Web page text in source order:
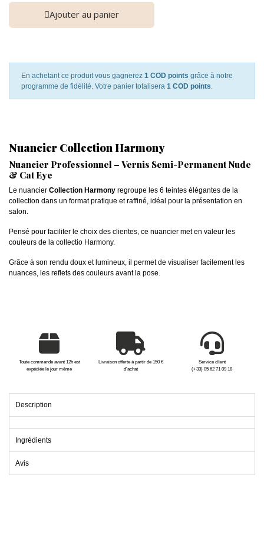
Ajouter au panier
En achetant ce produit vous gagnerez 1 COD points grâce à notre
programme de fidélité. Votre panier totalisera 1 COD points.
Nuancier Collection Harmony
Nuancier Professionnel – Vernis Semi-Permanent Nude
& Cat Eye
Le nuancier Collection Harmony regroupe les 6 teintes élégantes de la
collection dans un format pratique et raffiné, idéal pour la présentation en
salon.
Pensé pour faciliter le choix des clientes, ce nuancier met en valeur les
couleurs de la collectio Harmony.
Grâce à son rendu doux et lumineux, il permet de visualiser facilement les
nuances, les reflets des couleurs avant la pose.
Toute commande avant 12h est
expédiée le jour même
Livraison offerte à partir de 150 €
d'achat
Service client
(+33) 05 62 71 09 18
Description
Ingrédients
Avis